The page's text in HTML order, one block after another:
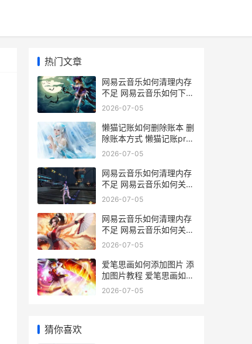
热门文章
网易云音乐如何清理内存
不足 网易云音乐如何下载
到手机本地
2026-07-05
懒猫记账如何删除账本 删
除账本方式 懒猫记账pro
安卓
2026-07-05
网易云音乐如何清理内存
不足 网易云音乐如何关闭
自动续费会员
2026-07-05
网易云音乐如何清理内存
不足 网易云音乐如何关闭
心动模式
2026-07-05
爱笔思画如何添加图片 添
加图片教程 爱笔思画如何
添加图片
2026-07-05
猜你喜欢